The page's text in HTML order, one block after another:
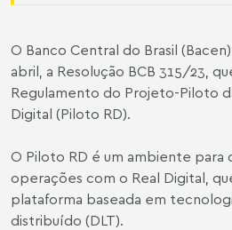
O Banco Central do Brasil
abril, a Resolução BCB 315/23 ,
Regulamento do Projeto-Piloto
Digital (Piloto RD).
O Piloto RD é um ambiente
operações com o Real Digital,
plataforma baseada em
distribuído (DLT).